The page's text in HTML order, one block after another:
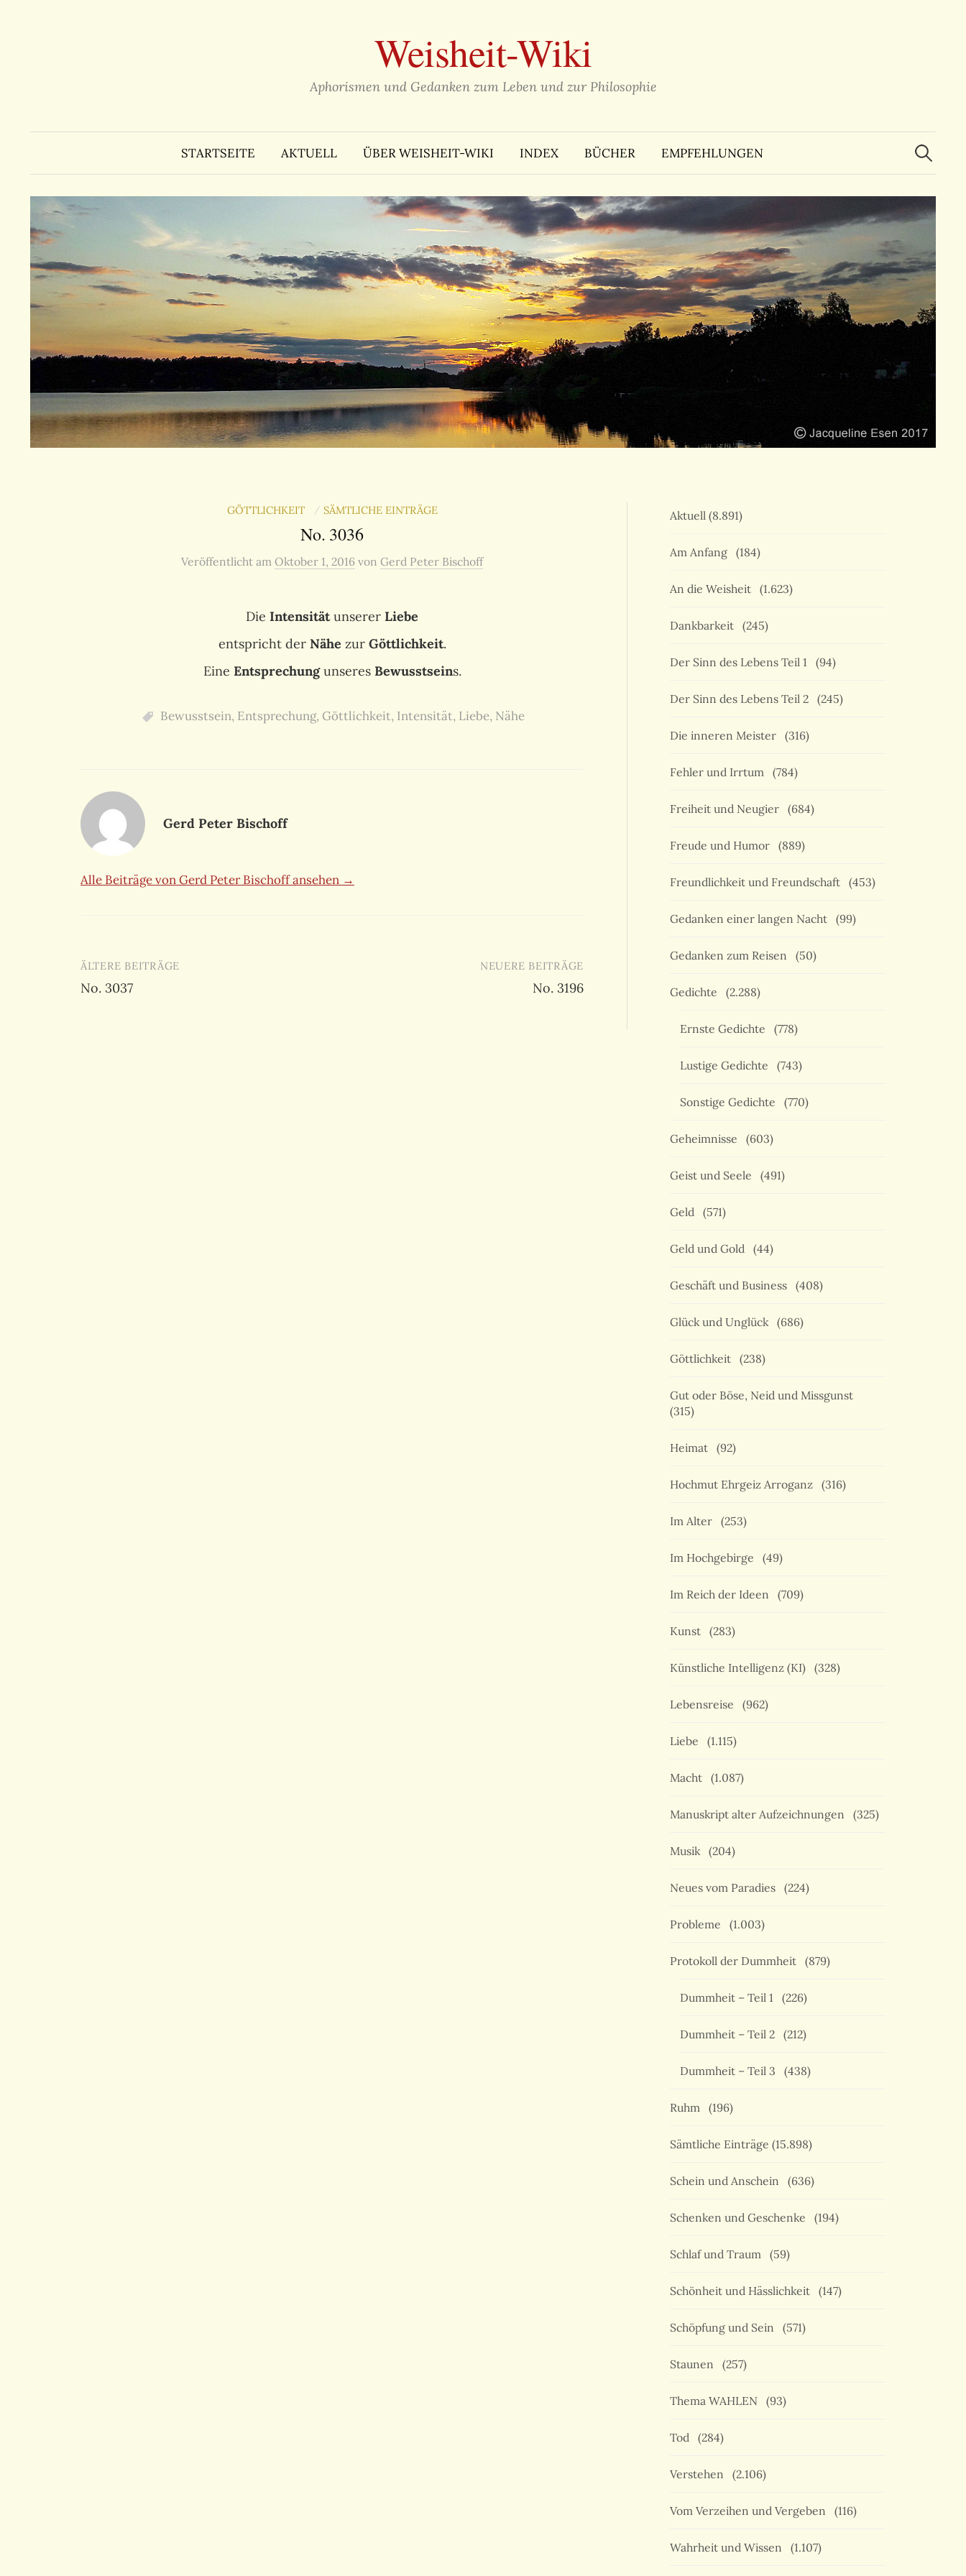
Weisheit-Wiki
Aphorismen und Gedanken zum Leben und zur Philosophie
STARTSEITE AKTUELL ÜBER WEISHEIT-WIKI INDEX BÜCHER EMPFEHLUNGEN
Suchen
nach:
GÖTTLICHKEIT / SÄMTLICHE EINTRÄGE
No. 3036
Veröffentlicht am Oktober 1, 2016 von Gerd Peter Bischoff
Die Intensitätunserer Liebe
entspricht der Nähe zur Göttlichkeit.
Eine Entsprechungunseres Bewusstseins.
Bewusstsein, Entsprechung, Göttlichkeit, Intensität, Liebe, Nähe
Gerd Peter Bischoff
Alle Beiträge von Gerd Peter Bischoff ansehen →
Beitragsnavigation
ÄLTERE BEITRÄGE
No. 3037
NEUERE BEITRÄGE
No. 3196
Aktuell (8.891)
Am Anfang (184)
An die Weisheit (1.623)
Dankbarkeit (245)
Der Sinn des Lebens Teil 1 (94)
Der Sinn des Lebens Teil 2 (245)
Die inneren Meister (316)
Fehler und Irrtum (784)
Freiheit und Neugier (684)
Freude und Humor (889)
Freundlichkeit und Freundschaft (453)
Gedanken einer langen Nacht (99)
Gedanken zum Reisen (50)
Gedichte (2.288)
Ernste Gedichte (778)
Lustige Gedichte (743)
Sonstige Gedichte (770)
Geheimnisse (603)
Geist und Seele (491)
Geld (571)
Geld und Gold (44)
Geschäft und Business (408)
Glück und Unglück (686)
Göttlichkeit (238)
Gut oder Böse, Neid und Missgunst
(315)
Heimat (92)
Hochmut Ehrgeiz Arroganz (316)
Im Alter (253)
Im Hochgebirge (49)
Im Reich der Ideen (709)
Kunst (283)
Künstliche Intelligenz (KI) (328)
Lebensreise (962)
Liebe (1.115)
Macht (1.087)
Manuskript alter Aufzeichnungen (325)
Musik (204)
Neues vom Paradies (224)
Probleme (1.003)
Protokoll der Dummheit (879)
Dummheit – Teil 1 (226)
Dummheit – Teil 2 (212)
Dummheit – Teil 3 (438)
Ruhm (196)
Sämtliche Einträge (15.898)
Schein und Anschein (636)
Schenken und Geschenke (194)
Schlaf und Traum (59)
Schönheit und Hässlichkeit (147)
Schöpfung und Sein (571)
Staunen (257)
Thema WAHLEN (93)
Tod (284)
Verstehen (2.106)
Vom Verzeihen und Vergeben (116)
Wahrheit und Wissen (1.107)